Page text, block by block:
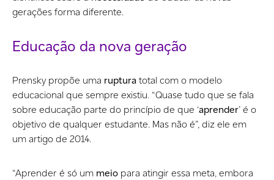
gerações forma diferente.
Educação da nova geração
Prensky propõe uma rupturatotal com o modelo
educacional que sempre existiu. “Quase tudo que se fala
sobre educação parte do princípio de que ‘aprender’ é o
objetivo de qualquer estudante. Mas não é”, diz ele em
um artigo de 2014.
“Aprender é só um meio para atingir essa meta, embora